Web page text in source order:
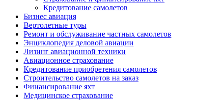
Кредитование самолетов
Бизнес авиация
Вертолетные туры
Ремонт и обслуживание частных самолетов
Энциклопедия деловой авиации
Лизинг авиационной техники
Авиационное страхование
Кредитование приобретения самолетов
Строительство самолетов на заказ
Финансирование яхт
Медицинское страхование